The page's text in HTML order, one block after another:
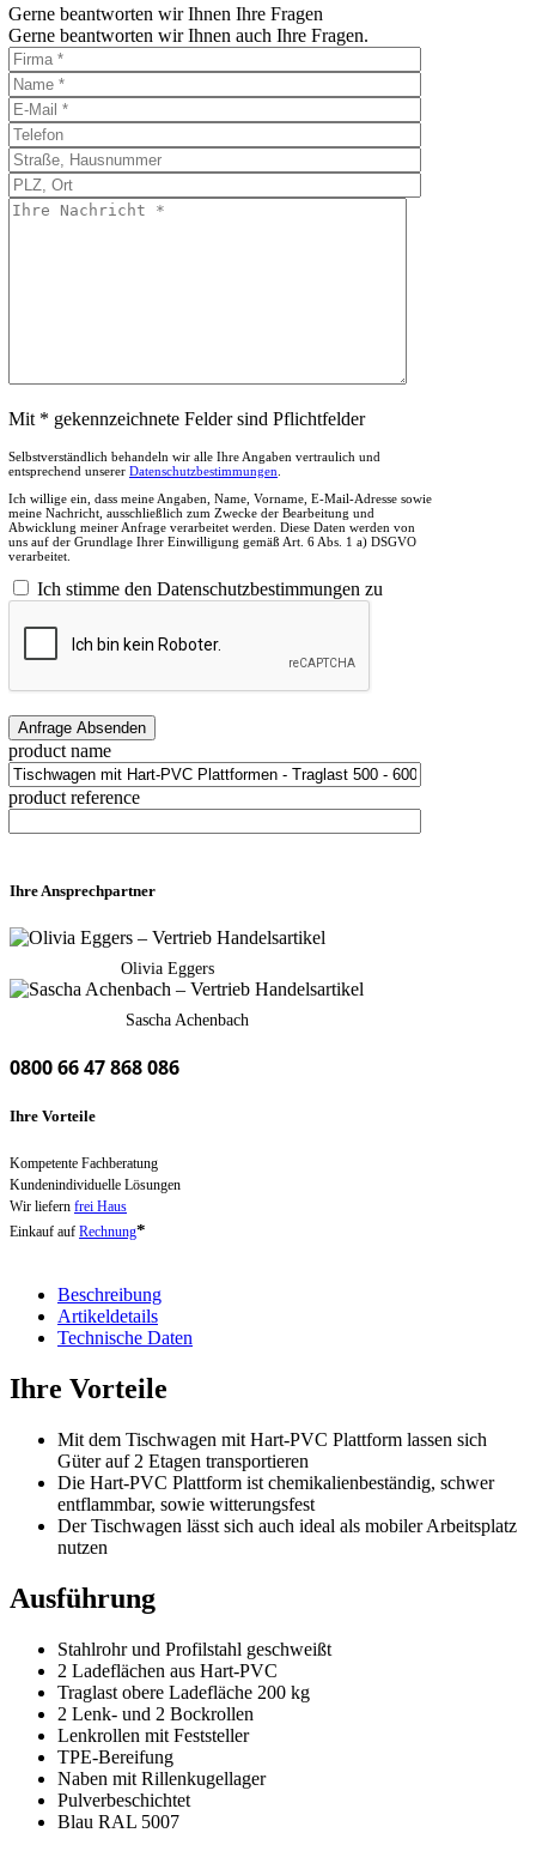
Gerne beantworten wir Ihnen Ihre Fragen
Gerne beantworten wir Ihnen auch Ihre Fragen.
Mit * gekennzeichnete Felder sind Pflichtfelder
Selbstverständlich behandeln wir alle Ihre Angaben vertraulich und
entsprechend unserer Datenschutzbestimmungen
Ich willige ein, dass meine Angaben, Name, Vorname, E-Mail-Adresse sowie
meine Nachricht, ausschließlich zum Zwecke der Bearbeitung und
Abwicklung meiner Anfrage verarbeitet werden. Diese Daten werden von
uns auf der Grundlage Ihrer Einwilligung gemäß Art. 6 Abs. 1 a) DSGVO
verarbeitet.
Ich stimme den Datenschutzbestimmungen zu
product name
product reference
Ihre Ansprechpartner
Olivia Eggers
Sascha Achenbach
0800 66 47 868 086
Ihre Vorteile
Kompetente Fachberatung
Kundenindividuelle Lösungen
Wir liefern frei Haus
Einkauf auf Rechnung*
Beschreibung
Artikeldetails
Technische Daten
Ihre Vorteile
Mit dem Tischwagen mit Hart-PVC Plattform lassen sich
Güter auf 2 Etagen transportieren
Die Hart-PVC Plattform ist chemikalienbeständig, schwer
entflammbar, sowie witterungsfest
Der Tischwagen lässt sich auch ideal als mobiler Arbeitsplatz
nutzen
Ausführung
Stahlrohr und Profilstahl geschweißt
2 Ladeflächen aus Hart-PVC
Traglast obere Ladefläche 200 kg
2 Lenk- und 2 Bockrollen
Lenkrollen mit Feststeller
TPE-Bereifung
Naben mit Rillenkugellager
Pulverbeschichtet
Blau RAL 5007